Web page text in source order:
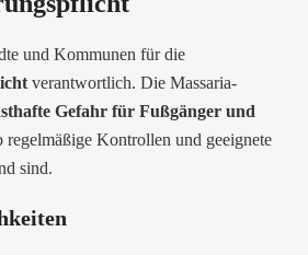
und Kommunen für die
verantwortlich. Die Massaria-
Gefahr für Fußgänger und
regelmäßige Kontrollen und geeignete
sind.